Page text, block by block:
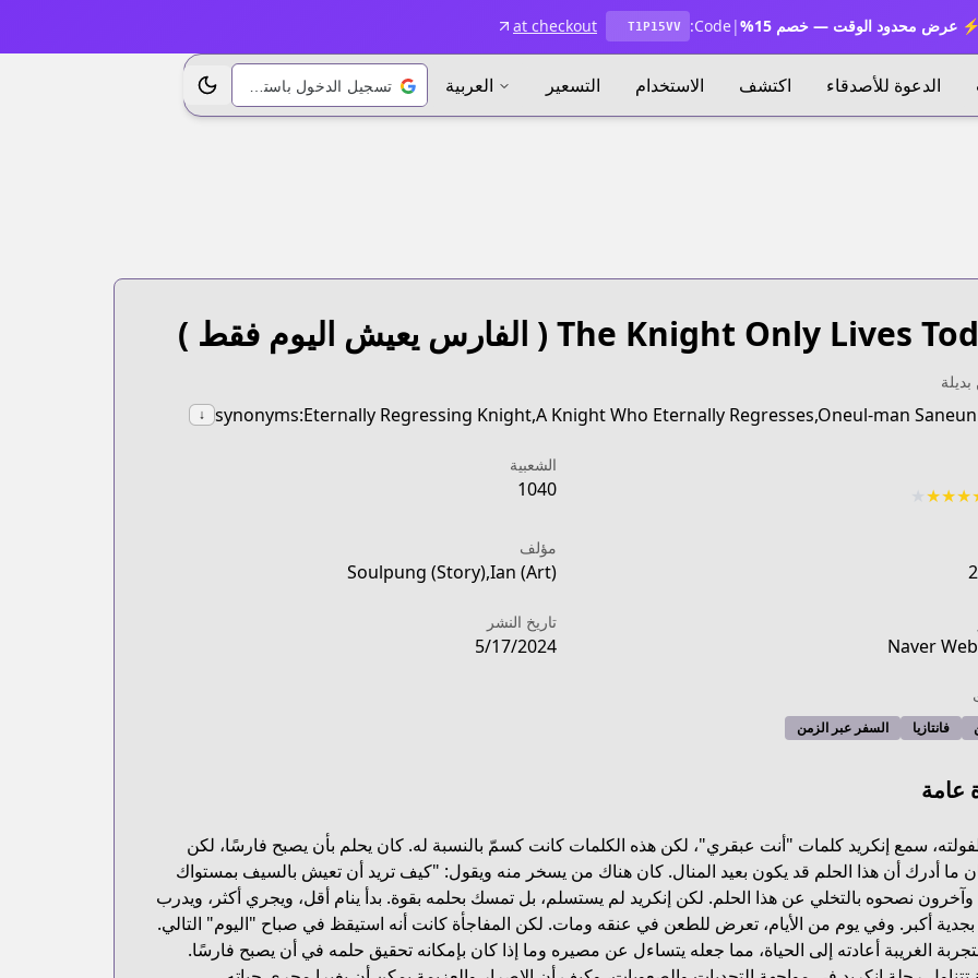
⚡ عرض محدود الوقت — خصم 15% |
Code:
T1P15VV
at checkout
الدعوة للأصدقاء اكتشف الاستخدام التسعير العربية تبديل الموضوع
https://www.dongmanmanhua.cn/BOY/
The Knight Only Lives ( الفارس يعيش اليوم فقط )
synonyms:Eternally Regressing Knight,A Knight Who Eternally Regresses,Oneul-man
↓
★
★
★
الشعبية
1040
مؤلف
Soulpung (Story),Ian (Art)
Naver
تاريخ النشر
5/17/2024
فانتازيا السفر عبر الزمن
عامة
سمع إنكريد كلمات "أنت عبقري"، لكن هذه الكلمات كانت كسمّ بالنسبة له. كان يحلم بأن يصبح فارسًا، لكن
ما أدرك أن هذا الحلم قد يكون بعيد المنال. كان هناك من يسخر منه ويقول: "كيف تريد أن تعيش بالسيف بمستواك
نصحوه بالتخلي عن هذا الحلم. لكن إنكريد لم يستسلم، بل تمسك بحلمه بقوة. بدأ ينام أقل، ويجري أكثر، ويدرب
أكبر. وفي يوم من الأيام، تعرض للطعن في عنقه ومات. لكن المفاجأة كانت أنه استيقظ في صباح "اليوم" التالي.
الغريبة أعادته إلى الحياة، مما جعله يتساءل عن مصيره وما إذا كان بإمكانه تحقيق حلمه في أن يصبح فارسًا.